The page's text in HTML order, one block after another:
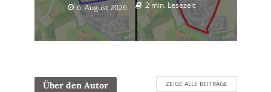
6. August 2026 2 min. Lesezeit
Über den Autor ZEIGE ALLE BEITRÄGE